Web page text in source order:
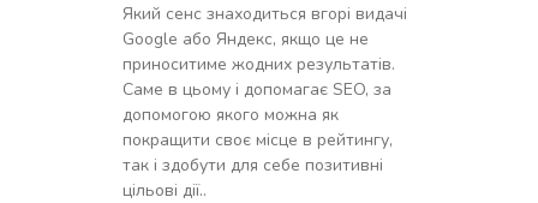
Який сенс знаходиться вгорі видачі
Google або Яндекс, якщо це не
приноситиме жодних результатів.
Саме в цьому і допомагає SEO, за
допомогою якого можна як
покращити своє місце в рейтингу,
так і здобути для себе позитивні
цільові дії..